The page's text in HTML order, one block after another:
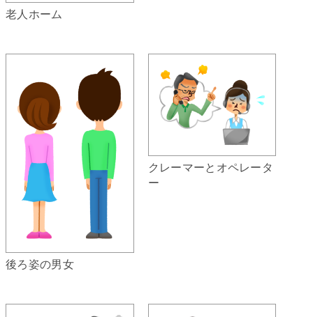
老人ホーム
後ろ姿の男女
クレーマーとオペレータ
ー